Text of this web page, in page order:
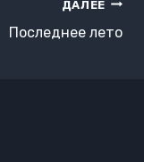
ДАЛЕЕ
Последнее лето